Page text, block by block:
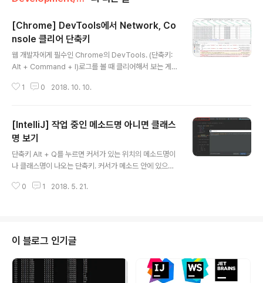
[Chrome] DevTools에서 Network, Co
nsole 클리어 단축키
웹 개발자에게 필수인 Chrome의 DevTools. (단축키:
Alt + Command + I)로그를 볼 때 클리어해서 보는 게
r 단축키는 Command + K,아쉽게도 Network의 Clea
d + E를 두 번 누르면 된다. (https://stackoverflow.co
m/questions/47993352/chrome-devtools-shor
tcut-to-clear-network-tab-logs)참고로 터미널 클
리어 단축키도 Command + K이다.
1 0 2018. 10. 10.
[IntelliJ] 작업 중인 메소드명 아니면 클래스
명 보기
단축키 Alt + Q를 누르면 커서가 있는 위치의 메소드명이
나 클래스명이 나오는 단축키. 커서가 메소드 안에 있으면
온다. 커서가 메소드 밖 클래스 안에 있으면 클래스명이 먼
0 1 2018. 5. 21.
이 블로그 인기글